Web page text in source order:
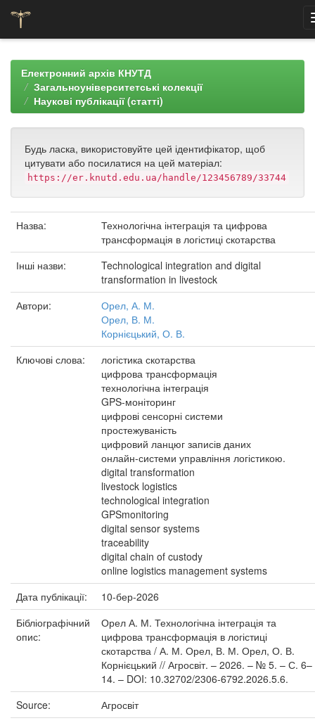
navigationЕлектронний архів КНУТД
Загальноуніверситетські колекції
Наукові публікації (статті)
Будь ласка, використовуйте цей ідентифікатор, щоб
цитувати або посилатися на цей матеріал:
https://er.knutd.edu.ua/handle/123456789/33744
Назва:
Технологічна інтеграція та цифрова
трансформація в логістиці скотарства
Інші назви:
Technological integration and digital
transformation in livestock
Автори:
Орел, А. М.
Орел, В. М.
Корнієцький, О. В.
Ключові слова:
логістика скотарства
цифрова трансформація
технологічна інтеграція
GPS-моніторинг
цифрові сенсорні системи
простежуваність
цифровий ланцюг записів даних
онлайн-системи управління логістикою.
digital transformation
livestock logistics
technological integration
GPSmonitoring
digital sensor systems
traceability
digital chain of custody
online logistics management systems
Дата публікації:
10-бер-2026
Бібліографічний
опис:
Орел А. М. Технологічна інтеграція та
цифрова трансформація в логістиці
скотарства / А. М. Орел, В. М. Орел, О. В.
Корнієцький // Агросвіт. – 2026. – № 5. – С. 6–
14. – DOI: 10.32702/2306-6792.2026.5.6.
Source:
Агросвіт